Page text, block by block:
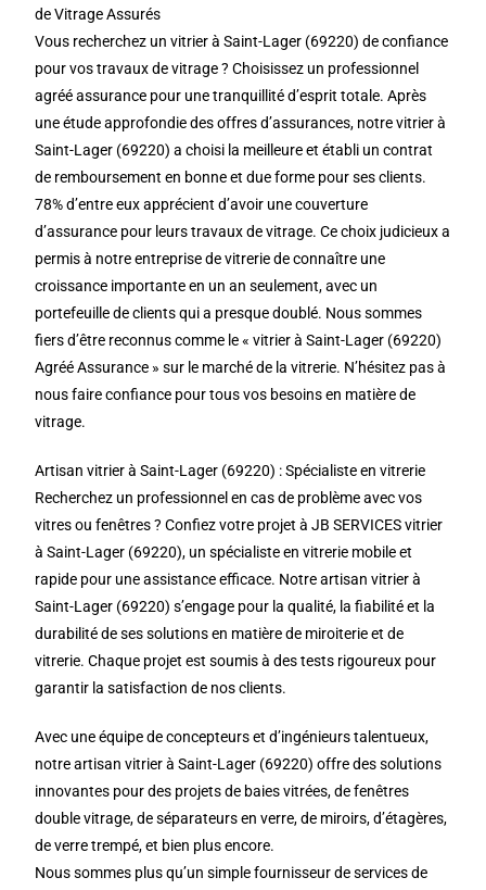
de Vitrage Assurés
Vous recherchez un vitrier à Saint-Lager (69220) de confiance
pour vos travaux de vitrage ? Choisissez un professionnel
agréé assurance pour une tranquillité d’esprit totale. Après
une étude approfondie des offres d’assurances, notre vitrier à
Saint-Lager (69220) a choisi la meilleure et établi un contrat
de remboursement en bonne et due forme pour ses clients.
78% d’entre eux apprécient d’avoir une couverture
d’assurance pour leurs travaux de vitrage. Ce choix judicieux a
permis à notre entreprise de vitrerie de connaître une
croissance importante en un an seulement, avec un
portefeuille de clients qui a presque doublé. Nous sommes
fiers d’être reconnus comme le « vitrier à Saint-Lager (69220)
Agréé Assurance » sur le marché de la vitrerie. N’hésitez pas à
nous faire confiance pour tous vos besoins en matière de
vitrage.
Artisan vitrier à Saint-Lager (69220) : Spécialiste en vitrerie
Recherchez un professionnel en cas de problème avec vos
vitres ou fenêtres ? Confiez votre projet à JB SERVICES vitrier
à Saint-Lager (69220), un spécialiste en vitrerie mobile et
rapide pour une assistance efficace. Notre artisan vitrier à
Saint-Lager (69220) s’engage pour la qualité, la fiabilité et la
durabilité de ses solutions en matière de miroiterie et de
vitrerie. Chaque projet est soumis à des tests rigoureux pour
garantir la satisfaction de nos clients.
Avec une équipe de concepteurs et d’ingénieurs talentueux,
notre artisan vitrier à Saint-Lager (69220) offre des solutions
innovantes pour des projets de baies vitrées, de fenêtres
double vitrage, de séparateurs en verre, de miroirs, d’étagères,
de verre trempé, et bien plus encore.
Nous sommes plus qu’un simple fournisseur de services de